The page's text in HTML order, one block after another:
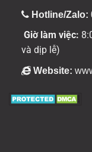
Hotline/Zalo:
Giờ làm việc:
và dịp lễ)
Website: